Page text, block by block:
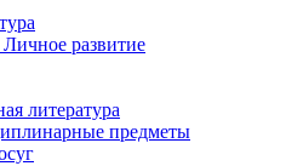
развитие
литература
предметы